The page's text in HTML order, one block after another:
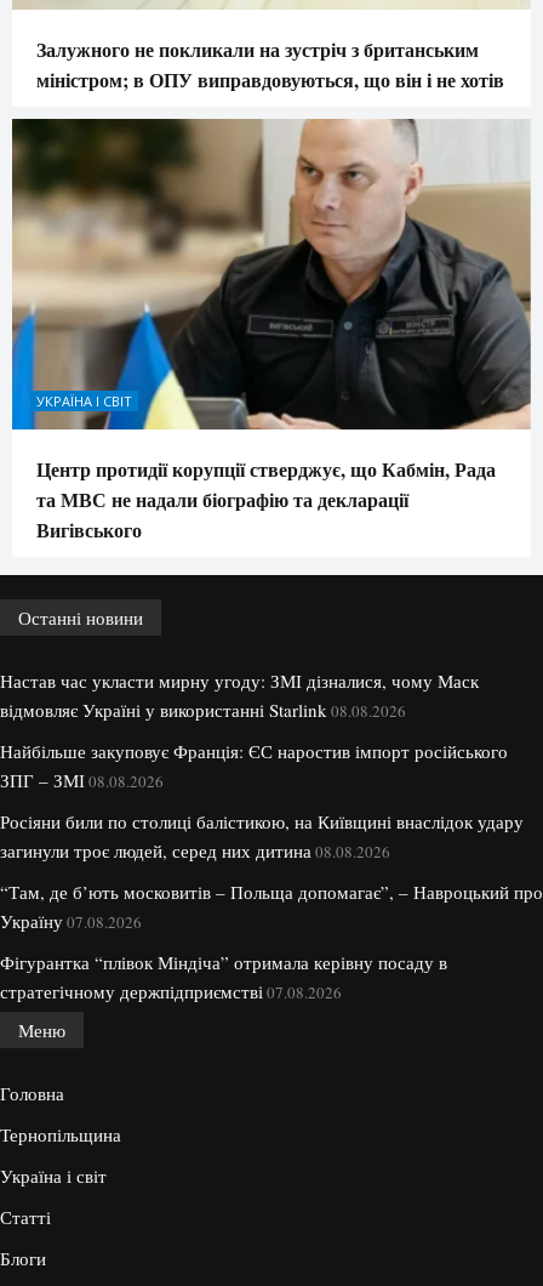
Залужного не покликали на зустріч з британським
міністром; в ОПУ виправдовуються, що він і не хотів
УКРАЇНА І СВІТ
Центр протидії корупції стверджує, що Кабмін, Рада
та МВС не надали біографію та декларації
Вигівського
Останні новини
Настав час укласти мирну угоду: ЗМІ дізналися, чому Маск
відмовляє Україні у використанні Starlink08.08.2026
Найбільше закуповує Франція: ЄС наростив імпорт російського
ЗПГ – ЗМІ08.08.2026
Росіяни били по столиці балістикою, на Київщині внаслідок удару
загинули троє людей, серед них дитина08.08.2026
“Там, де б’ють московитів – Польща допомагає”, – Навроцький про
Україну07.08.2026
Фігурантка “плівок Міндіча” отримала керівну посаду в
стратегічному держпідприємстві07.08.2026
Меню
Головна
Тернопільщина
Україна і світ
Статті
Блоги